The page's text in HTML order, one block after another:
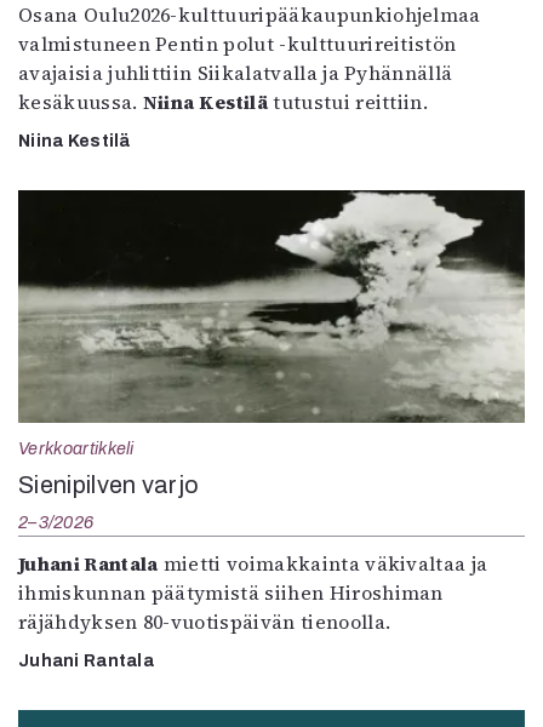
Osana Oulu2026-kulttuuripääkaupunkiohjelmaa
valmistuneen Pentin polut -kulttuurireitistön
avajaisia juhlittiin Siikalatvalla ja Pyhännällä
kesäkuussa. Niina Kestilätutustui reittiin.
Niina Kestilä
Verkkoartikkeli
Sienipilven varjo
2–3/2026
Juhani Rantala mietti voimakkainta väkivaltaa ja
ihmiskunnan päätymistä siihen Hiroshiman
räjähdyksen 80-vuotispäivän tienoolla.
Juhani Rantala